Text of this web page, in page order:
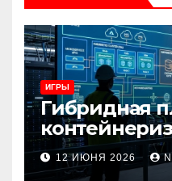
ИГРЫ
Гибридная
и сценарии
12 ИЮНЯ 2026